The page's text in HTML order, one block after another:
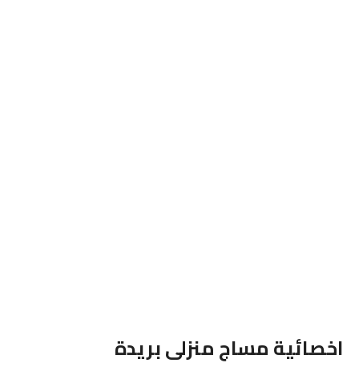
اخصائية مساج منزلى بريدة